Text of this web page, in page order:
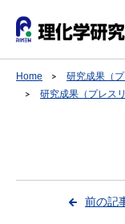
Home
研究成果（プ
研究成果（プレス
前の記